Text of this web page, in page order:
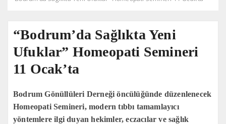
“Bodrum’da Sağlıkta Yeni
Ufuklar” Homeopati Semineri
11 Ocak’ta
Bodrum Gönüllüleri Derneği öncülüğünde düzenlenecek
Homeopati Semineri, modern tıbbı tamamlayıcı
yöntemlere ilgi duyan hekimler, eczacılar ve sağlık